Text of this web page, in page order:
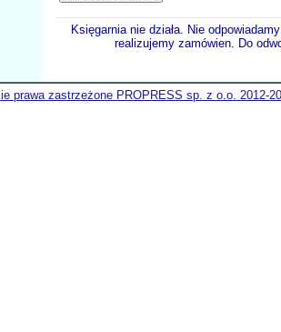
Księgarnia nie działa. Nie
realizujemy zamówien. Do
prawa zastrzeżone PROPRESS sp. z o.o. 2012-